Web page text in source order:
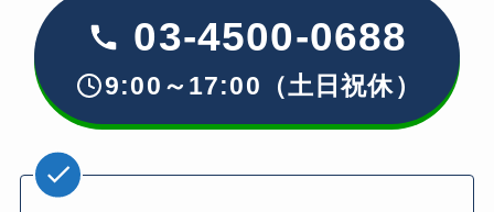
03-4500-0688
9:00～17:00（土日祝休）